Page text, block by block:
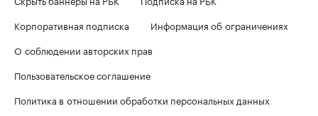
Корпоративная подписка
Информация об ограничениях
О соблюдении авторских прав
Пользовательское соглашение
Политика в отношении обработки персональных данных